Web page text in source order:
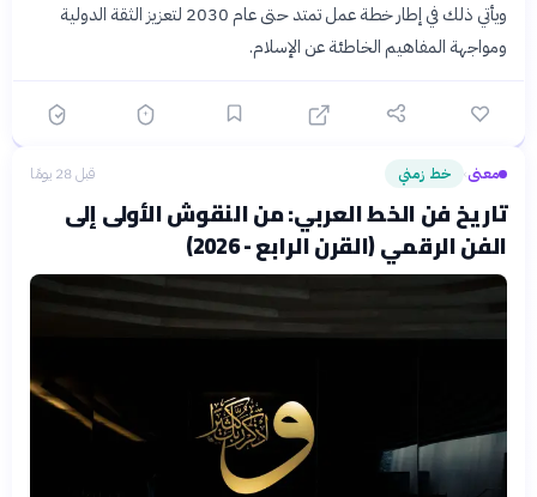
ويأتي ذلك في إطار خطة عمل تمتد حتى عام 2030 لتعزيز الثقة الدولية
ومواجهة المفاهيم الخاطئة عن الإسلام.
معنى› خط زمني قبل 28 يومًا
تاريخ فن الخط العربي: من النقوش الأولى إلى
الفن الرقمي (القرن الرابع - 2026)